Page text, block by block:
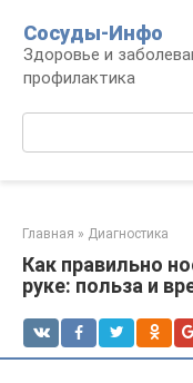
контенту
Сосуды-Инфо
Здоровье и
профилактика
Главная » Диагностика
Как правильно
руке: польза и